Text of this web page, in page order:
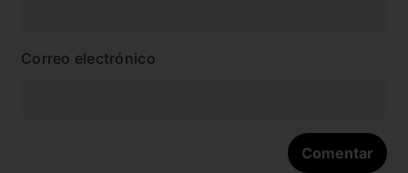
Correo electrónico